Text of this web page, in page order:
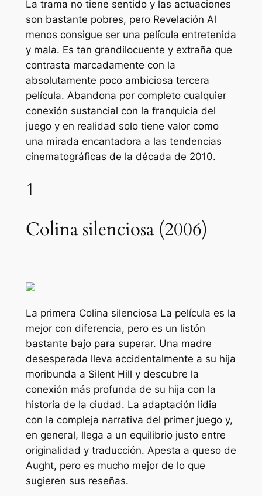
La trama no tiene sentido y las actuaciones
son bastante pobres, pero Revelación Al
menos consigue ser una película entretenida
y mala. Es tan grandilocuente y extraña que
contrasta marcadamente con la
absolutamente poco ambiciosa tercera
película. Abandona por completo cualquier
conexión sustancial con la franquicia del
juego y en realidad solo tiene valor como
una mirada encantadora a las tendencias
cinematográficas de la década de 2010.
1
Colina silenciosa (2006)
La primera Colina silenciosa La película es la
mejor con diferencia, pero es un listón
bastante bajo para superar. Una madre
desesperada lleva accidentalmente a su hija
moribunda a Silent Hill y descubre la
conexión más profunda de su hija con la
historia de la ciudad. La adaptación lidia
con la compleja narrativa del primer juego y,
en general, llega a un equilibrio justo entre
originalidad y traducción. Apesta a queso de
Aught, pero es mucho mejor de lo que
sugieren sus reseñas.